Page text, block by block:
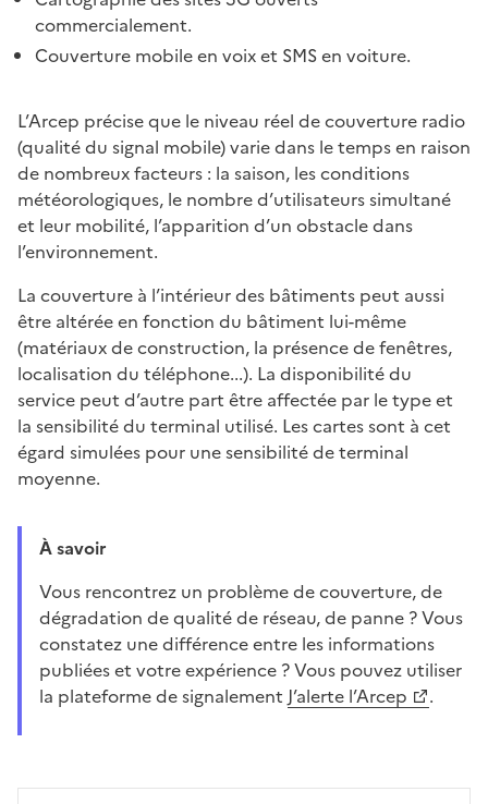
commercialement.
Couverture mobile en voix et SMS en voiture.
L’Arcep précise que le niveau réel de couverture radio
(qualité du signal mobile) varie dans le temps en raison
de nombreux facteurs : la saison, les conditions
météorologiques, le nombre d’utilisateurs simultané
et leur mobilité, l’apparition d’un obstacle dans
l’environnement.
La couverture à l’intérieur des bâtiments peut aussi
être altérée en fonction du bâtiment lui-même
(matériaux de construction, la présence de fenêtres,
localisation du téléphone...). La disponibilité du
service peut d’autre part être affectée par le type et
la sensibilité du terminal utilisé. Les cartes sont à cet
égard simulées pour une sensibilité de terminal
moyenne.
À savoir
Vous rencontrez un problème de couverture, de
dégradation de qualité de réseau, de panne ? Vous
constatez une différence entre les informations
publiées et votre expérience ? Vous pouvez utiliser
la plateforme de signalement J’alerte l’Arcep .